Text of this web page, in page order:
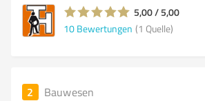
5,00 / 5,00
10 Bewertungen (1 Quelle)
2 Bauwesen